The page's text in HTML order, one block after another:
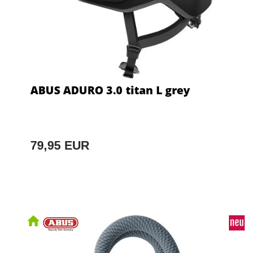
ABUS ADURO 3.0 titan L grey
79,95 EUR